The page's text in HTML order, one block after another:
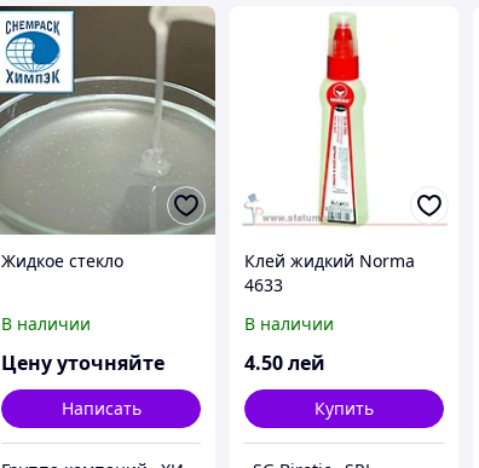
Жидкое стекло
В наличии
Цену уточняйте
Написать
Клей жидкий Norma
4633
В наличии
4.50лей
Купить